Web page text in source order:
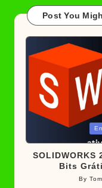
Post You
Bits
Posted
By